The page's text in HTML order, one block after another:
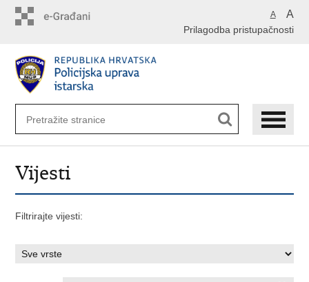
A A
Prilagodba pristupačnosti
Vijesti
Filtrirajte vijesti: